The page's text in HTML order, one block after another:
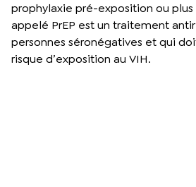
prophylaxie pré-exposition ou
appelé PrEP est un traitement
personnes séronégatives et qui
risque d’exposition au VIH.